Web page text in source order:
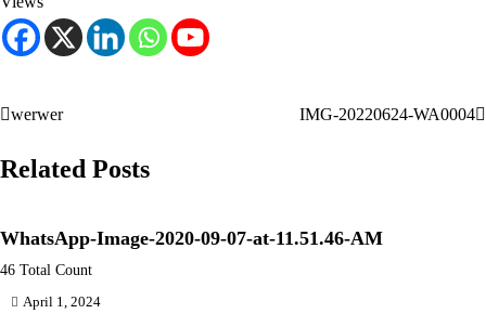
Post
navigation
werwer IMG-20220624-WA0004
Related Posts
WhatsApp-Image-2020-09-07-at-11.51.46-AM
46 Total Count
April 1, 2024